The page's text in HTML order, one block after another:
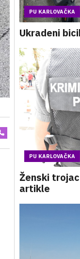
PU KARLOVAČKA
Ukradeni
PU KARLOVAČKA
Ženski
artikle